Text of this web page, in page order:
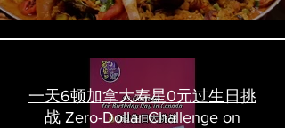
一天6顿加拿大寿星0元过生日挑
战 Zero-Dollar Challenge on